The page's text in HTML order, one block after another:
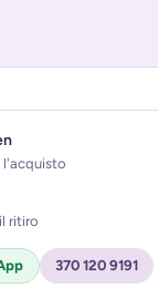
l'acquisto
ritiro
370 120 9191